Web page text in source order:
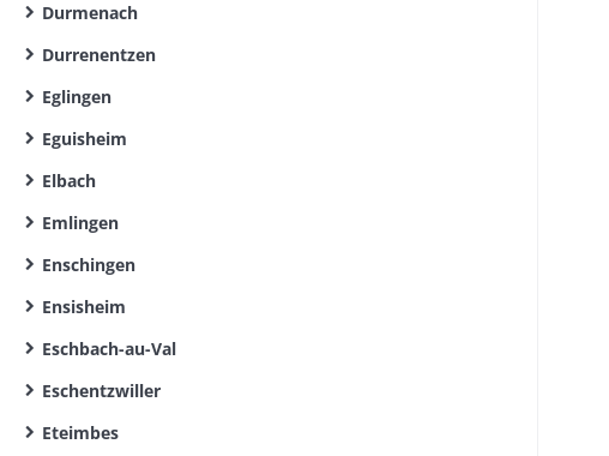
Durmenach
Durrenentzen
Eglingen
Eguisheim
Elbach
Emlingen
Enschingen
Ensisheim
Eschbach-au-Val
Eschentzwiller
Eteimbes